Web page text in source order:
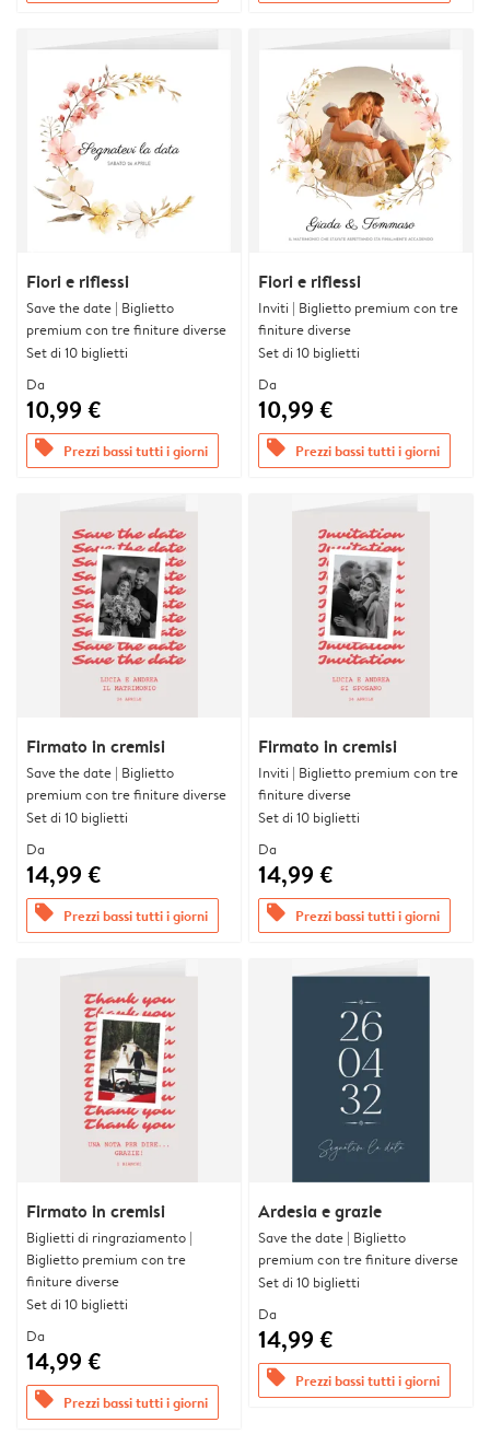
Fiori e riflessi
Save the date | Biglietto
premium con tre finiture diverse
Set di 10 biglietti
Da
10,99 €
offers Prezzi bassi tutti i giorni
Fiori e riflessi
Inviti | Biglietto premium con tre
finiture diverse
Set di 10 biglietti
Da
10,99 €
offers Prezzi bassi tutti i giorni
Firmato in cremisi
Save the date | Biglietto
premium con tre finiture diverse
Set di 10 biglietti
Da
14,99 €
offers Prezzi bassi tutti i giorni
Firmato in cremisi
Inviti | Biglietto premium con tre
finiture diverse
Set di 10 biglietti
Da
14,99 €
offers Prezzi bassi tutti i giorni
Firmato in cremisi
Biglietti di ringraziamento |
Biglietto premium con tre
finiture diverse
Set di 10 biglietti
Da
14,99 €
offers Prezzi bassi tutti i giorni
Ardesia e grazie
Save the date | Biglietto
premium con tre finiture diverse
Set di 10 biglietti
Da
14,99 €
offers Prezzi bassi tutti i giorni